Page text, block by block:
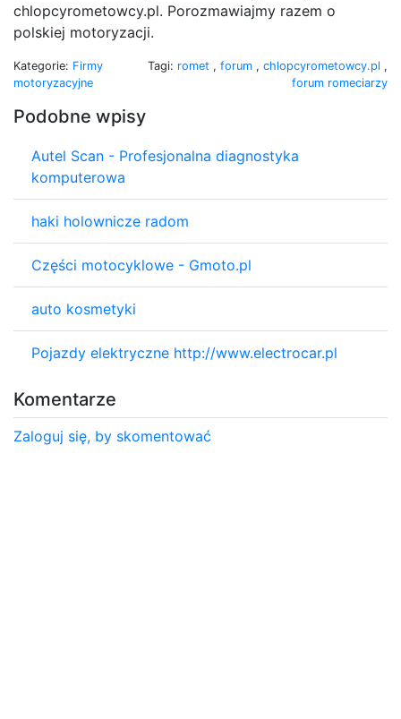
chlopcyrometowcy.pl. Porozmawiajmy razem o
polskiej motoryzacji.
Kategorie: Firmy
motoryzacyjne
Tagi: romet , forum , chlopcyrometowcy.pl ,
forum romeciarzy
Podobne wpisy
Autel Scan - Profesjonalna diagnostyka
komputerowa
haki holownicze radom
Części motocyklowe - Gmoto.pl
auto kosmetyki
Pojazdy elektryczne http://www.electrocar.pl
Komentarze
Zaloguj się, by skomentować